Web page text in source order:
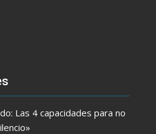
Las 4 capacidades para no